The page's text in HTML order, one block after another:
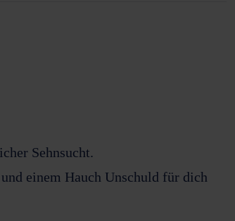
Sehnsucht.
einem Hauch Unschuld für dich